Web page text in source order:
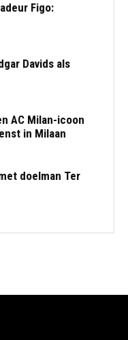
Figo:
Davids als
AC Milan-icoon
in Milaan
doelman Ter